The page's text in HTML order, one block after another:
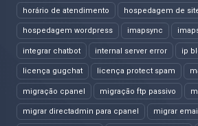
horário de atendimento hospedagem de
hospedagem wordpress imapsync
integrar chatbot internal server error ip
licença gugchat licença protect spam
migração cpanel migração ftp passivo
migrar directadmin para cpanel migrar